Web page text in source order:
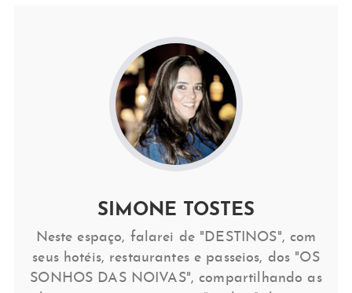
SIMONE TOSTES
Neste espaço, falarei de "DESTINOS", com
seus hotéis, restaurantes e passeios, dos "OS
SONHOS DAS NOIVAS", compartilhando as